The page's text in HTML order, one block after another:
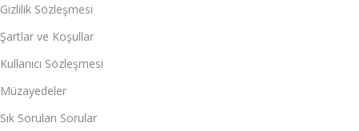
Gizlilik Sözleşmesi
Şartlar ve Koşullar
Kullanıcı Sözleşmesi
Müzayedeler
Sık Sorulan Sorular